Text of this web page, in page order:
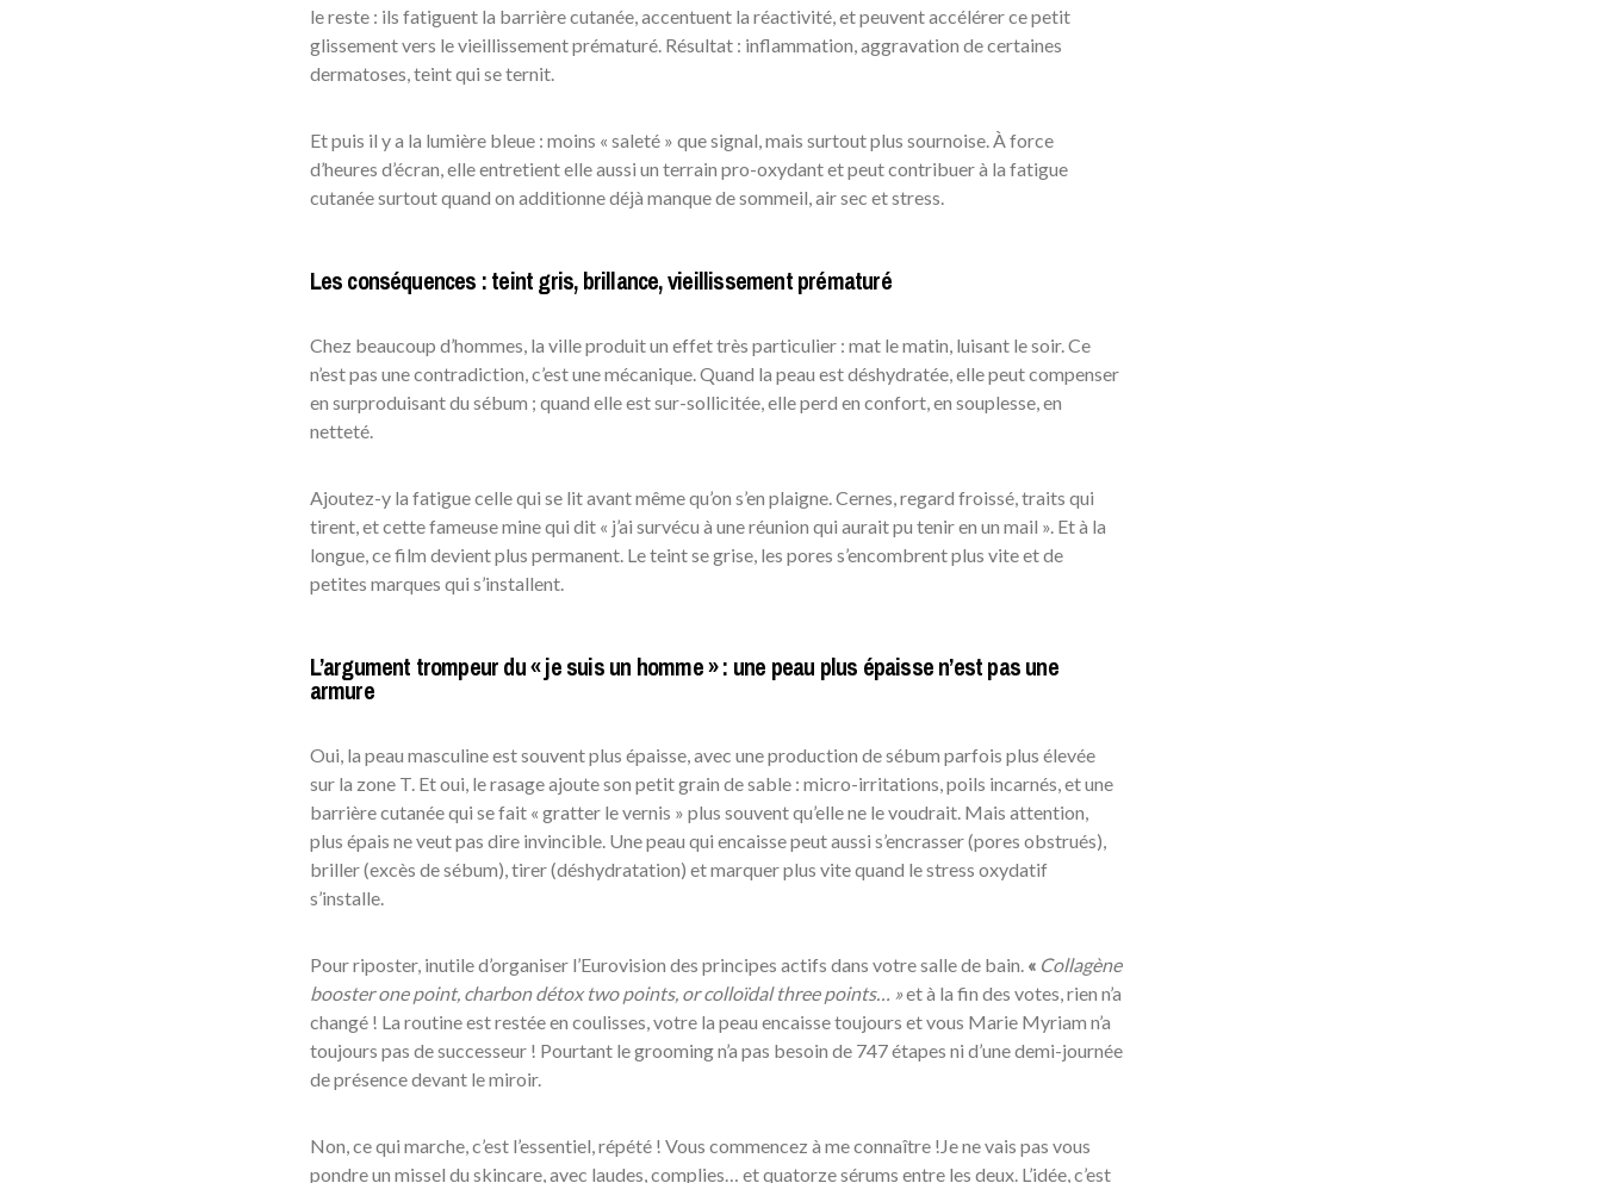
le reste : ils fatiguent la barrière cutanée, accentuent la réactivité, et peuvent accélérer ce petit
glissement vers le vieillissement prématuré. Résultat : inflammation, aggravation de certaines
dermatoses, teint qui se ternit.
Et puis il y a la lumière bleue : moins « saleté » que signal, mais surtout plus sournoise. À force
d’heures d’écran, elle entretient elle aussi un terrain pro-oxydant et peut contribuer à la fatigue
cutanée surtout quand on additionne déjà manque de sommeil, air sec et stress.
Les conséquences : teint gris, brillance, vieillissement prématuré
Chez beaucoup d’hommes, la ville produit un effet très particulier : mat le matin, luisant le soir. Ce
n’est pas une contradiction, c’est une mécanique. Quand la peau est déshydratée, elle peut compenser
en surproduisant du sébum ; quand elle est sur-sollicitée, elle perd en confort, en souplesse, en
netteté.
Ajoutez-y la fatigue celle qui se lit avant même qu’on s’en plaigne. Cernes, regard froissé, traits qui
tirent, et cette fameuse mine qui dit « j’ai survécu à une réunion qui aurait pu tenir en un mail ». Et à la
longue, ce film devient plus permanent. Le teint se grise, les pores s’encombrent plus vite et de
petites marques qui s’installent.
L’argument trompeur du « je suis un homme » : une peau plus épaisse n’est pas une
armure
Oui, la peau masculine est souvent plus épaisse, avec une production de sébum parfois plus élevée
sur la zone T. Et oui, le rasage ajoute son petit grain de sable : micro-irritations, poils incarnés, et une
barrière cutanée qui se fait « gratter le vernis » plus souvent qu’elle ne le voudrait. Mais attention,
plus épais ne veut pas dire invincible. Une peau qui encaisse peut aussi s’encrasser (pores obstrués),
briller (excès de sébum), tirer (déshydratation) et marquer plus vite quand le stress oxydatif
s’installe.
Pour riposter, inutile d’organiser l’Eurovision des principes actifs dans votre salle de bain.« Collagène
booster one point, charbon détox two points, or colloïdal three points… »et à la fin des votes, rien n’a
changé ! La routine est restée en coulisses, votre la peau encaisse toujours et vous Marie Myriam n’a
toujours pas de successeur ! Pourtant le grooming n’a pas besoin de 747 étapes ni d’une demi-journée
de présence devant le miroir.
Non, ce qui marche, c’est l’essentiel, répété ! Vous commencez à me connaître !Je ne vais pas vous
pondre un missel du skincare, avec laudes, complies… et quatorze sérums entre les deux. L’idée, c’est